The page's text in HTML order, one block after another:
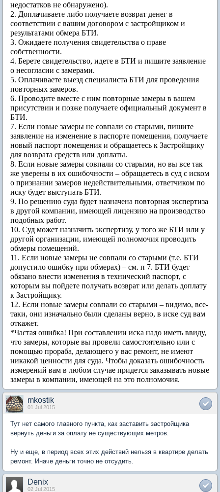
недостатков не обнаружено).
2. Доплачиваете либо получаете возврат денег в
соответствии с вашим договором с застройщиком и
результатами обмера БТИ.
3. Ожидаете получения свидетельства о праве
собственности.
4. Берете свидетельство, идете в БТИ и пишите заявление
о несогласии с замерами.
5. Оплачиваете выезд специалиста БТИ для проведения
повторных замеров.
6. Проводите вместе с ним повторные замеры в вашем
присутствии и позже получаете официальный документ в
БТИ.
7. Если новые замеры не совпали со старыми, пишите
заявление на изменение в паспорте помещения, получаете
новый паспорт помещения и обращаетесь к Застройщику
для возврата средств или доплаты.
8. Если новые замеры совпали со старыми, но вы все так
же уверены в их ошибочности – обращаетесь в суд с иском
о признании замеров недействительными, ответчиком по
иску будет выступать БТИ.
9. По решению суда будет назначена повторная экспертиза
в другой компании, имеющей лицензию на производство
подобных работ.
10. Суд может назначить экспертизу, у того же БТИ или у
другой организации, имеющей полномочия проводить
обмеры помещений.
11. Если новые замеры не совпали со старыми (т.е. БТИ
допустило ошибку при обмерах) – см. п 7. БТИ будет
обязано внести изменения в технический паспорт, с
которым вы пойдете получать возврат или делать доплату
к Застройщику.
12. Если новые замеры совпали со старыми – видимо, все-
таки, они изначально были сделаны верно, в иске суд вам
откажет.
*Частая ошибка! При составлении иска надо иметь ввиду,
что замеры, которые вы провели самостоятельно или с
помощью прораба, делающего у вас ремонт, не имеют
никакой ценности для суда. Чтобы доказать ошибочность
измерений вам в любом случае придется заказывать новые
замеры в компании, имеющей на это полномочия.
mkostik
01 Jul 2015
Тут нет самого главного пункта, как заставить застройщика
вернуть деньги за оплату не существующих метров.
Ну и еще, в период всех этих действий нельзя в квартире делать
ремонт. Иначе деньги точно не отсудить.
Denix
02 Jul 2015